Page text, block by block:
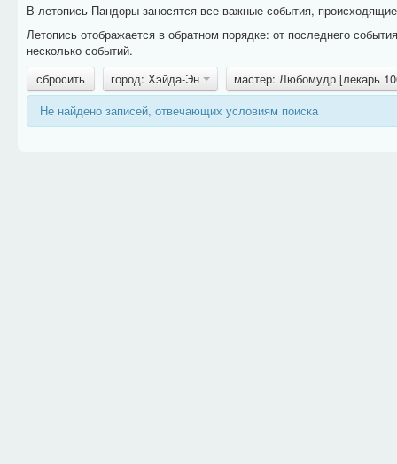
В летопись Пандоры заносятся все важные события,
Летопись отображается в обратном порядке: от последнего
несколько событий.
сбросить
город: Хэйда-Эн
мастер: Любомудр [лекарь
Не найдено записей, отвечающих условиям поиска